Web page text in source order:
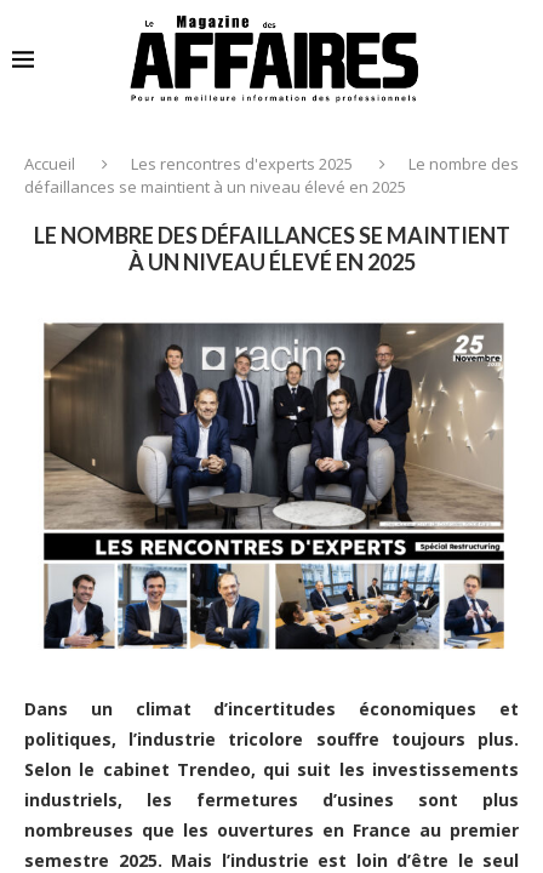
Accueil Les rencontres d'experts 2025
Le nombre des
défaillances se maintient à un niveau élevé en 2025
LE NOMBRE DES DÉFAILLANCES SE MAINTIENT
À UN NIVEAU ÉLEVÉ EN 2025
Dans un climat d’incertitudes économiques et
politiques, l’industrie tricolore souffre toujours plus.
Selon le cabinet Trendeo, qui suit les investissements
industriels, les fermetures d’usines sont plus
nombreuses que les ouvertures en France au premier
semestre 2025. Mais l’industrie est loin d’être le seul